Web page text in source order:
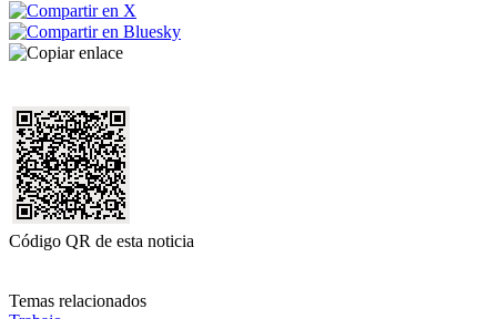
Código QR de esta noticia
Temas relacionados